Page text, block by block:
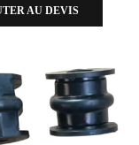
AU DEVIS